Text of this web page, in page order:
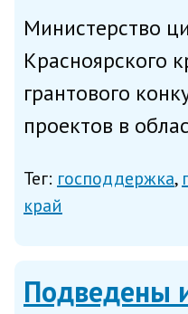
Министерство
Красноярского
грантового
проектов в
связи —
региональные
Поддержку в
Тег: господдержка
край
Подведены